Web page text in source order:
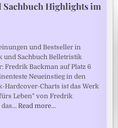
Highlights im
und Bestseller in
und Sachbuch Belletristik
Fredrik Backman auf Platz 6
Neueinstieg in den
Hardcover-Charts ist das Werk
Leben" von Fredrik
das…Read more…